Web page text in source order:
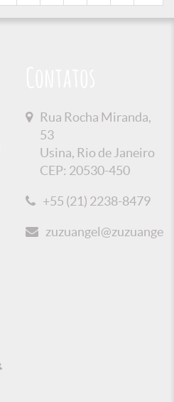
Rua Rocha Miranda,
53
Usina, Rio de Janeiro
CEP: 20530-450
+55 (21) 2238-8479